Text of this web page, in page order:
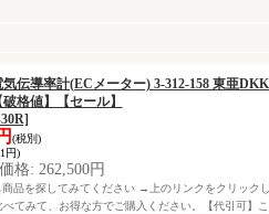
伝導率計(ECメーター) 3-312-158 東亜
破格値】【セール】
(税別)
円)
格: 262,500円
商品を探してみてください →上のリンクをクリック
べてみて、お得な方でご購入ください。【代引可】